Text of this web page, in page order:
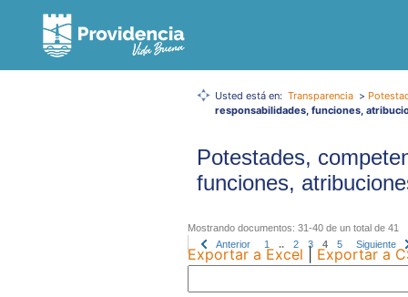
Usted está en: Transparencia >
responsabilidades, funciones,
Potestades,
funciones,
Mostrando documentos: 31-40 de un total de 41
Anterior
1 .. 2 3 4 5 Siguiente
Exportar a Excel Exportar a